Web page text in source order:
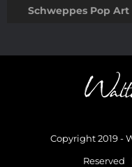
Schweppes Pop Art
Copyright 2019 -
Reserved